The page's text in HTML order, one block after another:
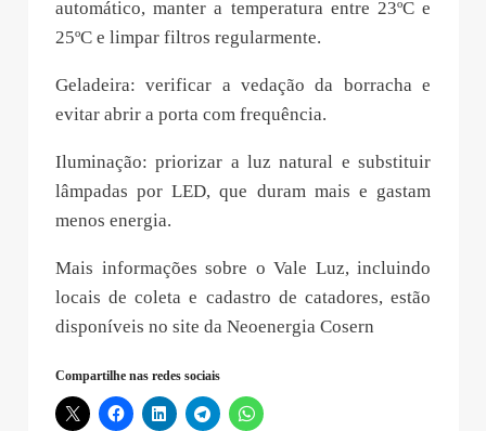
automático, manter a temperatura entre 23ºC e
25ºC e limpar filtros regularmente.
Geladeira: verificar a vedação da borracha e
evitar abrir a porta com frequência.
Iluminação: priorizar a luz natural e substituir
lâmpadas por LED, que duram mais e gastam
menos energia.
Mais informações sobre o Vale Luz, incluindo
locais de coleta e cadastro de catadores, estão
disponíveis no site da Neoenergia Cosern
Compartilhe nas redes sociais